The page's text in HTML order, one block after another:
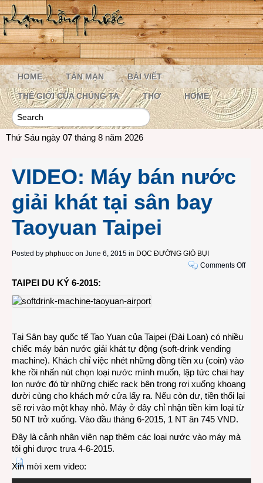
HOME TẢN MẠN BÀI VIẾT
THẾ GIỚI CỦA CHÚNG TA THƠ HOME
Thứ Sáu ngày 07 tháng 8 năm 2026
VIDEO: Máy bán nước
giải khát tại sân bay
Taoyuan Taipei
Posted by phphuoc on June 6, 2015 in DỌC ĐƯỜNG GIÓ BỤI
Comments Offon
TAIPEI DU KÝ 6-2015:
Tại Sân bay quốc tế Tao Yuan của Taipei (Đài Loan) có nhiều
chiếc máy bán nước giải khát tự động (soft-drink vending
machine). Khách chỉ việc nhét những đồng tiền xu (coin) vào
khe rồi nhấn nút chọn loại nước mình muốn, lập tức chai hay
lon nước đó từ những chiếc rack bên trong rơi xuống khoang
dười cùng cho khách mở cửa lấy ra. Nếu còn dư, tiền thối lại
sẽ rơi vào một khay nhỏ. Máy ở đây chỉ nhận tiền kim loại từ
50 NT trở xuống. Vào đầu tháng 6-2015, 1 NT ăn 745 VND.
Đây là cảnh nhân viên nạp thêm các loại nước vào máy mà
tôi ghi được trưa 4-6-2015.
Xin mời xem video: